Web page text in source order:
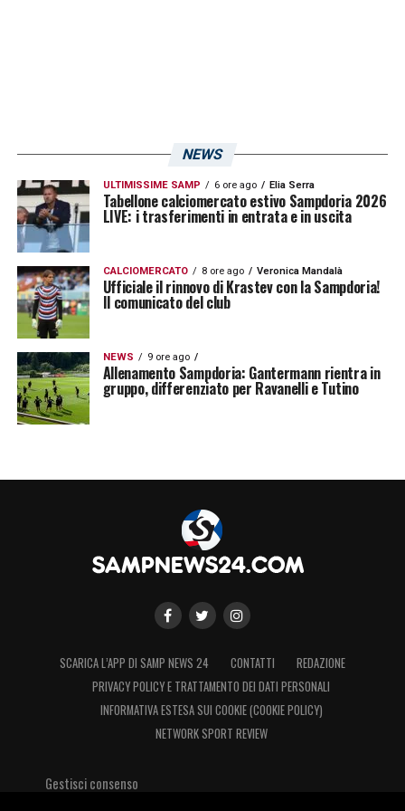
soddisfazioni e vittorie»,ha scritto
suInstagramLuca Cigarini.
Purtroppo le cose non sono andate
come mi aspettavo ad inizio stagione e
mi dispiace non aver potuto
dimostrare il mio valore a questa
grande piazza, com’è quella della
Sampdoria! Ma comunque resto
NEWS
ULTIMISSIME SAMP 6 ore ago Elia Serra
Tabellone calciomercato estivo Sampdoria 2026
LIVE: i trasferimenti in entrata e in uscita
CALCIOMERCATO 8 ore ago Veronica Mandalà
Ufficiale il rinnovo di Krastev con la Sampdoria!
Il comunicato del club
NEWS 9 ore ago
Allenamento Sampdoria: Gantermann rientra in
gruppo, differenziato per Ravanelli e Tutino
SCARICA L’APP DI SAMP NEWS 24 CONTATTI
REDAZIONE
PRIVACY POLICY E TRATTAMENTO DEI DATI PERSONALI
INFORMATIVA ESTESA SUI COOKIE (COOKIE POLICY)
NETWORK SPORT REVIEW
Gestisci consenso